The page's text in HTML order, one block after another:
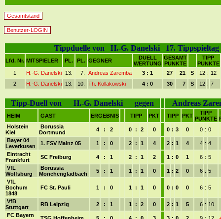
Gesamtstand
Benutzer-LOGIN
Tippduelle von H.-G. Danelski 17. Tippspieltag
Lfd. Nr. MITSPIELER PL. PL. GEGNER
DUELL
WERTUNG
GESAMT
PUNKTE
TIPP
PUNKTE
1
H.-G. Danelski 13. 7. Andreas Zaremba 3 : 1 27 21 S 12 : 12
2
H.-G. Danelski 13. 10. Th. Kollakowski 4 : 0 30 7 S 12 : 7
Tipp-Duell von H.-G. Danelski gegen Andreas
HEIM GAST ERGEBNIS TIPP PKT TIPP PKT
TIPP
PUNKTE
Holstein
Kiel
Borussia
Dortmund
4 : 2 0 : 2 0 0 : 3 0 0 : 0
Bayer 04
Leverkusen
1. FSV Mainz 05 1 : 0 2 : 1 4 2 : 1 4 4 : 4
Eintracht
Frankfurt
SC Freiburg 4 : 1 2 : 1 2 1 : 0 1 6 : 5
VfL
Wolfsburg
Borussia
Mönchengladbach
5 : 1 1 : 1 0 1 : 2 0 6 : 5
VfL
Bochum
1848
FC St. Pauli 1 : 0 1 : 1 0 0 : 0 0 6 : 5
VfB
Stuttgart
RB Leipzig 2 : 1 1 : 2 0 2 : 1 5 6 : 10
FC Bayern